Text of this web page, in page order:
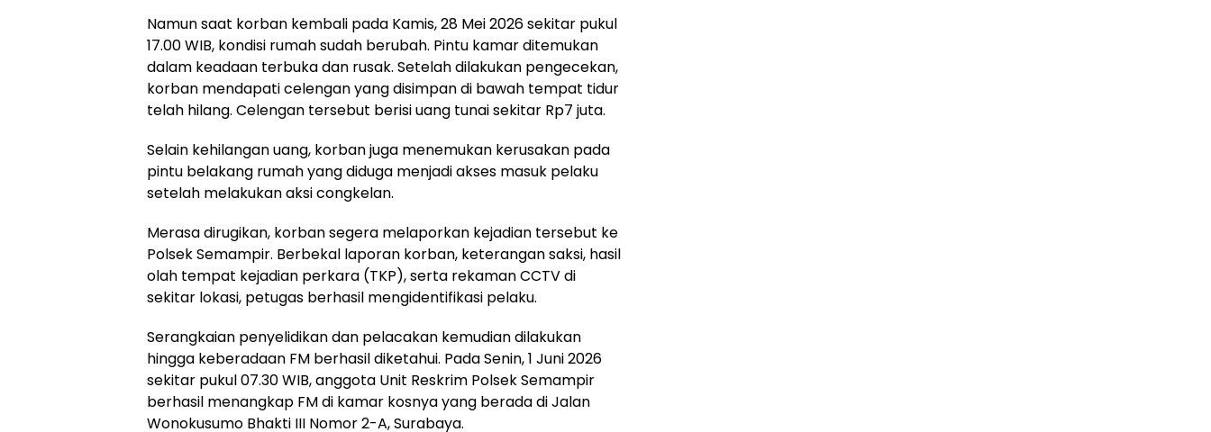
Namun saat korban kembali pada Kamis, 28 Mei 2026 sekitar pukul
17.00 WIB, kondisi rumah sudah berubah. Pintu kamar ditemukan
dalam keadaan terbuka dan rusak. Setelah dilakukan pengecekan,
korban mendapati celengan yang disimpan di bawah tempat tidur
telah hilang. Celengan tersebut berisi uang tunai sekitar Rp7 juta.
Selain kehilangan uang, korban juga menemukan kerusakan pada
pintu belakang rumah yang diduga menjadi akses masuk pelaku
setelah melakukan aksi congkelan.
Merasa dirugikan, korban segera melaporkan kejadian tersebut ke
Polsek Semampir. Berbekal laporan korban, keterangan saksi, hasil
olah tempat kejadian perkara (TKP), serta rekaman CCTV di
sekitar lokasi, petugas berhasil mengidentifikasi pelaku.
Serangkaian penyelidikan dan pelacakan kemudian dilakukan
hingga keberadaan FM berhasil diketahui. Pada Senin, 1 Juni 2026
sekitar pukul 07.30 WIB, anggota Unit Reskrim Polsek Semampir
berhasil menangkap FM di kamar kosnya yang berada di Jalan
Wonokusumo Bhakti III Nomor 2-A, Surabaya.